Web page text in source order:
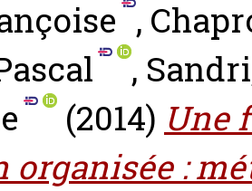
,
,
(2014) Une
organisée :